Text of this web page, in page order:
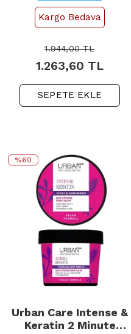
Kargo Bedava
1.944,00TL
1.263,60 TL
SEPETE EKLE
%60
Urban Care Intense &
Keratin 2 Minute